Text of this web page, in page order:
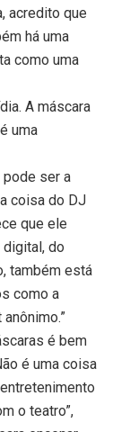
acredito que
há uma
como uma
A máscara
uma
pode ser a
coisa do DJ
que ele
do
também está
como a
é bem
é uma coisa
o teatro”,